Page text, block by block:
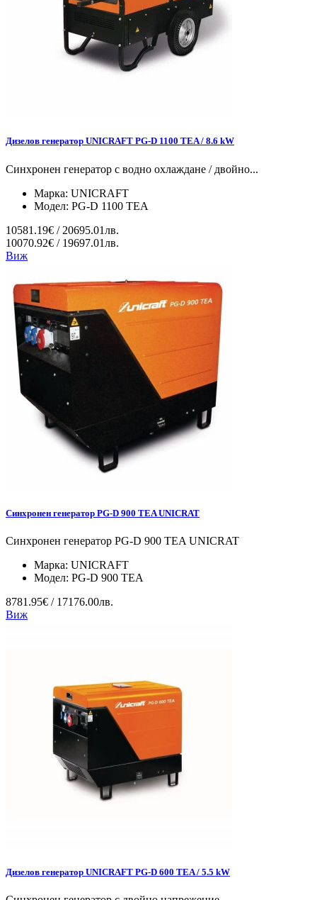
Дизелов генератор UNICRAFT PG-D 1100 TEA / 8.6 kW
Синхронен генератор с водно охлаждане / двойно...
Марка: UNICRAFT
Модел: PG-D 1100 TEA
10581.19€ / 20695.01лв.
10070.92€ / 19697.01лв.
Виж
Синхронен генератор PG-D 900 TEA UNICRAT
Синхронен генератор PG-D 900 TEA UNICRAT
Марка: UNICRAFT
Модел: PG-D 900 TEA
8781.95€ / 17176.00лв.
Виж
Дизелов генератор UNICRAFT PG-D 600 TEA / 5.5 kW